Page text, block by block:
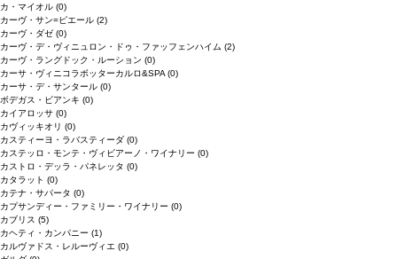
カ・マイオル (0)
カーヴ・サン=ピエール (2)
カーヴ・ダゼ (0)
カーヴ・デ・ヴィニュロン・ドゥ・ファッフェンハイム (2)
カーヴ・ラングドック・ルーション (0)
カーサ・ヴィニコラボッターカルロ&SPA (0)
カーサ・デ・サンタール (0)
ボデガス・ビアンキ (0)
カイアロッサ (0)
カヴィッキオリ (0)
カスティーヨ・ラバスティーダ (0)
カステッロ・モンテ・ヴィビアーノ・ワイナリー (0)
カストロ・デッラ・パネレッタ (0)
カタラット (0)
カテナ・サパータ (0)
カプサンディー・ファミリー・ワイナリー (0)
カブリス (5)
カヘティ・カンパニー (1)
カルヴァドス・レルーヴィエ (0)